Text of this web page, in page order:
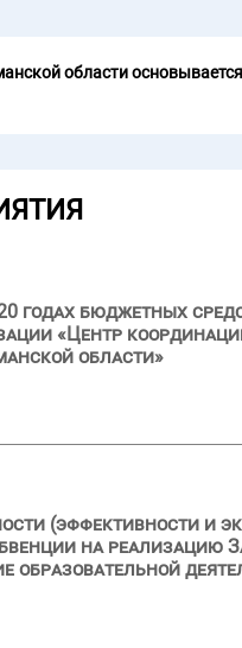
области
годах бюджетных
«Центр
области»
(эффективности и
на реализацию
образовательной